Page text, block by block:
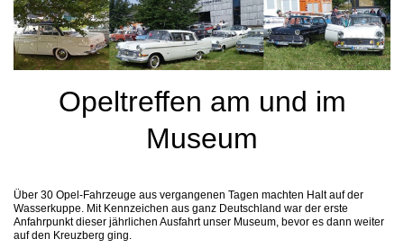
Opeltreffen am und im
Museum
Über 30 Opel-Fahrzeuge aus vergangenen Tagen machten Halt auf der
Wasserkuppe. Mit Kennzeichen aus ganz Deutschland war der erste
Anfahrpunkt dieser jährlichen Ausfahrt unser Museum, bevor es dann weiter
auf den Kreuzberg ging.